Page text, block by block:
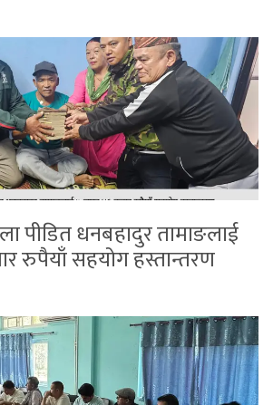
पीडित धनबहादुर तामाङलाई
रुपैयाँ सहयोग हस्तान्तरण